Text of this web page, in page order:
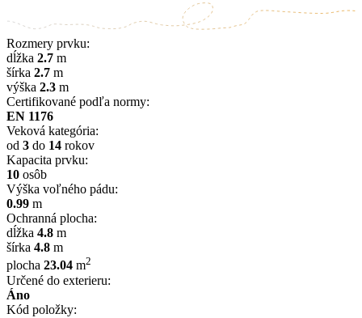
Rozmery prvku:
dĺžka 2.7 m
šírka 2.7 m
výška 2.3 m
Certifikované podľa normy:
EN 1176
Veková kategória:
od 3 do 14 rokov
Kapacita prvku:
10 osôb
Výška voľného pádu:
0.99 m
Ochranná plocha:
dĺžka 4.8 m
šírka 4.8 m
plocha 23.04 m2
Určené do exterieru:
Áno
Kód položky: